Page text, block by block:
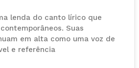
lenda do canto lírico que
Suas
em alta como uma voz de
e referência